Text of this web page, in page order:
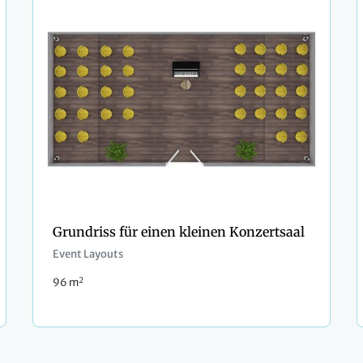
Grundriss für einen kleinen Konzertsaal
Event Layouts
96 m2